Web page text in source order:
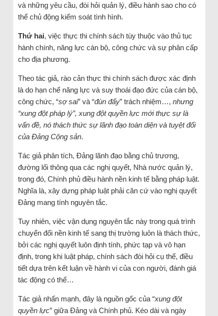
và những yêu cầu, đòi hỏi quản lý, điều hành sao cho có
thể chủ động kiểm soát tình hình.
Thứ hai, việc thực thi chính sách tùy thuộc vào thủ tục
hành chính, năng lực cán bộ, công chức và sự phân cấp
cho địa phương.
Theo tác giả, rào cản thực thi chính sách được xác định
là do hạn chế năng lực và suy thoái đạo đức của cán bộ,
công chức, “sợ sai” và “đùn đẩy” trách nhiệm…, nhưng
“xung đột pháp lý”, xung đột quyền lực mới thực sự là
vấn đề, nó thách thức sự lãnh đạo toàn diện và tuyệt đối
của Đảng Cộng sản.
Tác giả phân tích, Đảng lãnh đạo bằng chủ trương,
đường lối thông qua các nghị quyết, Nhà nước quản lý,
trong đó, Chính phủ điều hành nền kinh tế bằng pháp luật.
Nghĩa là, xây dựng pháp luật phải căn cứ vào nghị quyết
Đảng mang tính nguyên tắc.
Tuy nhiên, việc vận dụng nguyên tắc này trong quá trình
chuyển đổi nền kinh tế sang thị trường luôn là thách thức,
bởi các nghị quyết luôn định tính, phức tạp và vô hạn
định, trong khi luật pháp, chính sách đòi hỏi cụ thể, điều
tiết dựa trên kết luận về hành vi của con người, đánh giá
tác động có thể…
Tác giả nhấn mạnh, đây là nguồn gốc của “xung đột
quyền lực” giữa Đảng và Chính phủ. Kéo dài và ngày